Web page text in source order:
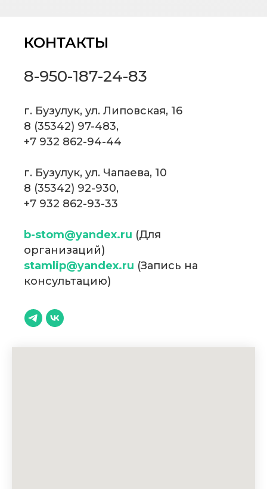
КОНТАКТЫ
8-950-187-24-83
г. Бузулук, ул. Липовская, 16
8 (35342) 97-483, ‎
+7 932 862-94-44
г. Бузулук, ул. Чапаева, 10
8 (35342) 92-930,
+7 932 862-93-33
b-stom@yandex.ru (Для
организаций)
stamlip@yandex.ru (Запись на
консультацию)